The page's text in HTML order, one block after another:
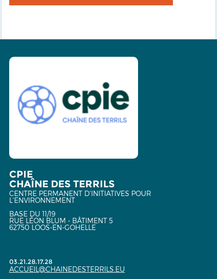
CPIE
CHAÎNE DES TERRILS
CENTRE PERMANENT D'INITIATIVES POUR
L'ENVIRONNEMENT
BASE DU 11/19
RUE LÉON BLUM - BÂTIMENT 5
62750 LOOS-EN-GOHELLE
03.21.28.17.28
ACCUEIL@CHAINEDESTERRILS.EU